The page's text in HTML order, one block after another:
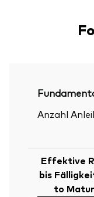
Anzahl
Effektive
bis
to